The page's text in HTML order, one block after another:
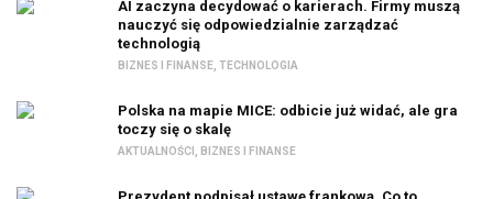
AI zaczyna decydować o karierach. Firmy muszą
nauczyć się odpowiedzialnie zarządzać
technologią
BIZNES I FINANSE TECHNOLOGIA
Polska na mapie MICE: odbicie już widać, ale gra
toczy się o skalę
AKTUALNOŚCI BIZNES I FINANSE